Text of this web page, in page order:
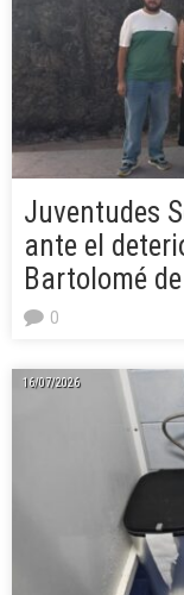
Juventudes
ante el
Bartolomé
0
16/07/2026